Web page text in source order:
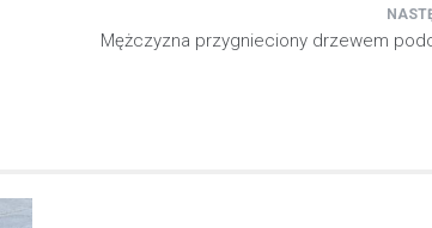
Mężczyzna przygnieciony drzewem